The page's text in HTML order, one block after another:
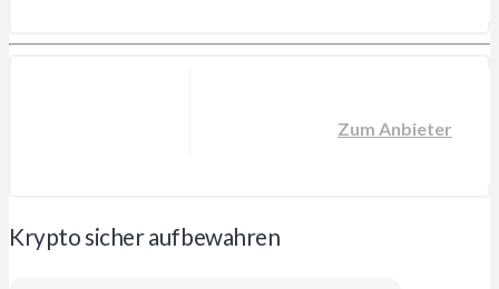
Zum Anbieter
Krypto sicher aufbewahren